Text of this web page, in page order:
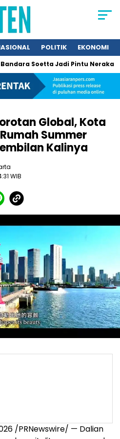
POLITIK EKONOMI
Soetta Jadi Pintu Neraka
Global, Kota
Summer
Kalinya
WIB
/PRNewswire/ — Dalian